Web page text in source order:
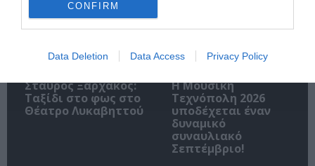
CONFIRM
Data Deletion Data Access Privacy Policy
Σταύρος Ξαρχάκος:
Ταξίδι στο φως στο
Θέατρο Λυκαβηττού
Η Μουσική
Τεχνόπολη 2026
υποδέχεται έναν
δυναμικό
συναυλιακό
Σεπτέμβριο!